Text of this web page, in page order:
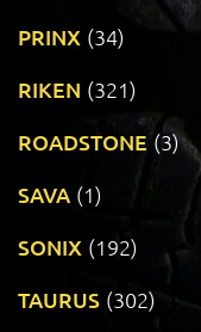
PRINX (34)
RIKEN (321)
ROADSTONE (3)
SAVA (1)
SONIX (192)
TAURUS (302)